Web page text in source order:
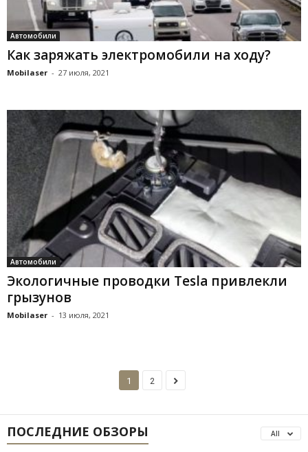
Автомобили
Как заряжать электромобили на ходу?
Mobilaser - 27 июля, 2021
Автомобили
Экологичные проводки Tesla привлекли
грызунов
Mobilaser - 13 июля, 2021
1 2
ПОСЛЕДНИЕ ОБЗОРЫ All